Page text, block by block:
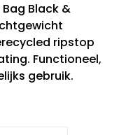
Bag Black &
ripstop
Functioneel,
gebruik.